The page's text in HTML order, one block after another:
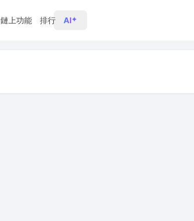
鏈上功能 排行 AI